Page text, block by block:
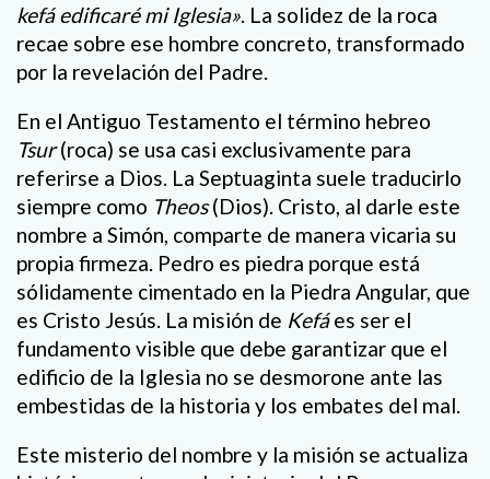
kefá edificaré mi Iglesia». La solidez de la roca
recae sobre ese hombre concreto, transformado
por la revelación del Padre.
En el Antiguo Testamento el término hebreo
Tsur(roca) se usa casi exclusivamente para
referirse a Dios. La Septuaginta suele traducirlo
siempre como Theos(Dios). Cristo, al darle este
nombre a Simón, comparte de manera vicaria su
propia firmeza. Pedro es piedra porque está
sólidamente cimentado en la Piedra Angular, que
es Cristo Jesús. La misión de Kefáes ser el
fundamento visible que debe garantizar que el
edificio de la Iglesia no se desmorone ante las
embestidas de la historia y los embates del mal.
Este misterio del nombre y la misión se actualiza